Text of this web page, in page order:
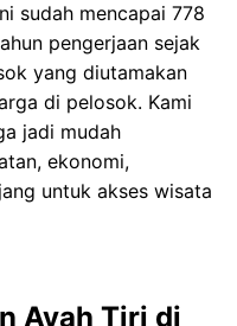
sudah mencapai 778
pengerjaan sejak
yang diutamakan
di pelosok. Kami
jadi mudah
ekonomi,
untuk akses wisata
Ayah Tiri di